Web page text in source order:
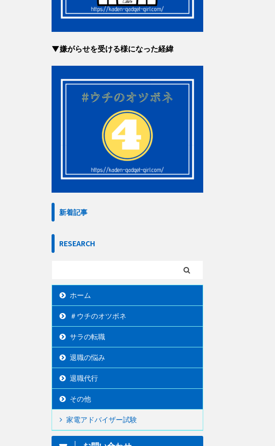
▼嫌がらせを受ける様になった経緯
新着記事
RESEARCH
ホーム
＃ウチのオツボネ
サラの転職
退職の悩み
退職代行
その他
家電アドバイザー試験